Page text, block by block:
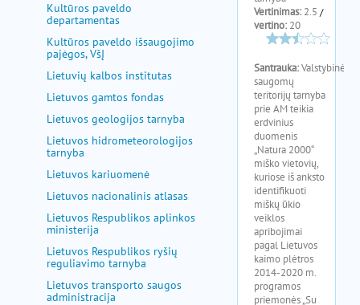
Kultūros paveldo
departamentas
Kultūros paveldo išsaugojimo
pajėgos, VšĮ
Lietuvių kalbos institutas
Lietuvos gamtos fondas
Lietuvos geologijos tarnyba
Lietuvos hidrometeorologijos
tarnyba
Lietuvos kariuomenė
Lietuvos nacionalinis atlasas
Lietuvos Respublikos aplinkos
ministerija
Lietuvos Respublikos ryšių
reguliavimo tarnyba
Lietuvos transporto saugos
administracija